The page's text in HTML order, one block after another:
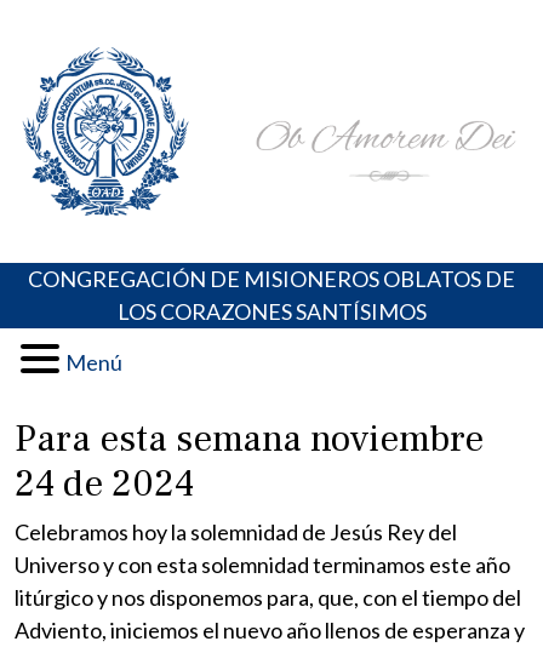
content
Portal de los Padres Oblatos. Advocaciones Marianas,
Oraciones, Música religiosa y más
CONGREGACIÓN DE MISIONEROS OBLATOS DE
LOS CORAZONES SANTÍSIMOS
Menú
Para esta semana noviembre
24 de 2024
Celebramos hoy la solemnidad de Jesús Rey del
Universo y con esta solemnidad terminamos este año
litúrgico y nos disponemos para, que, con el tiempo del
Adviento, iniciemos el nuevo año llenos de esperanza y